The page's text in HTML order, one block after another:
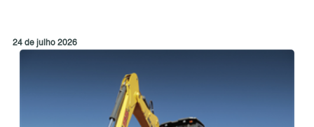
24 de julho 2026